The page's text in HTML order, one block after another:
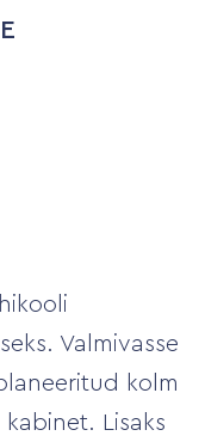
Valmivasse
kolm
Lisaks